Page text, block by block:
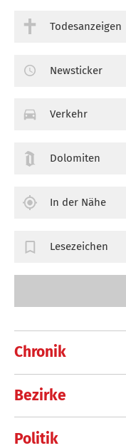
Chronik
Bezirke
Politik
Todesanzeigen
Newsticker
Verkehr
Dolomiten
In der Nähe
Lesezeichen